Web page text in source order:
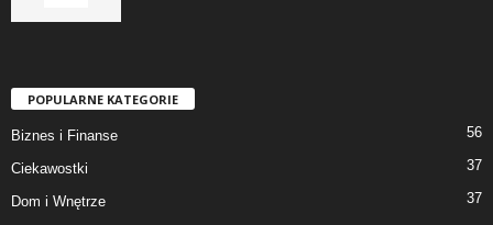
POPULARNE KATEGORIE
Biznes i Finanse 56
Ciekawostki 37
Dom i Wnętrze
37